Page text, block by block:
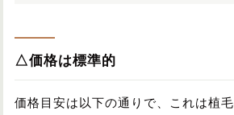
△価格は標準的
価格目安は以下の通りで、これは植